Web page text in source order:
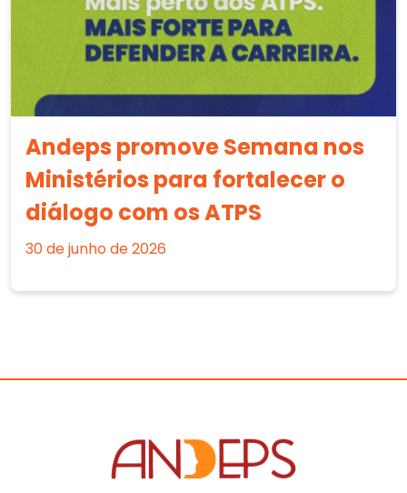
Andeps promove Semana nos
Ministérios para fortalecer o
diálogo com os ATPS
30 de junho de 2026